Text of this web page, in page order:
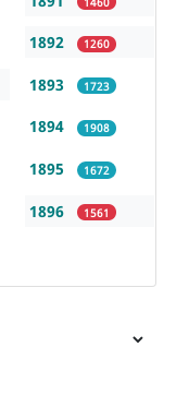
1892 1260
1893 1723
1894 1908
1895 1672
1896 1561